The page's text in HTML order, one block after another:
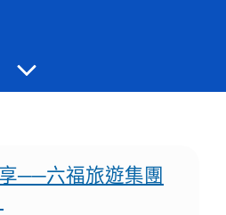
──六福旅遊集團